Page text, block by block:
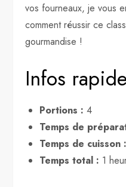
vos fourneaux, je vous
comment réussir ce
gourmandise !
Infos
Portions : 4
Temps de
Temps de cuisson :
Temps total : 1